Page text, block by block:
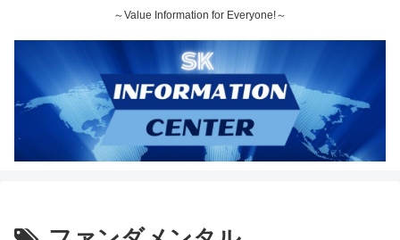
～Value Information for Everyone!～